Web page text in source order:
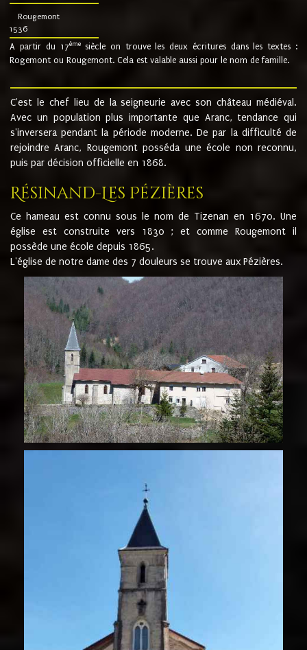
Rougemont
1536
A partir du 17ème siècle on trouve les deux écritures dans les textes :
Rogemont ou Rougemont. Cela est valable aussi pour le nom de famille.
C'est le chef lieu de la seigneurie avec son château médiéval.
Avec un population plus importante que Aranc, tendance qui
s'inversera pendant la période moderne. De par la difficulté de
rejoindre Aranc, Rougemont posséda une école non reconnu,
puis par décision officielle en 1868.
Résinand-Les Pézières
Ce hameau est connu sous le nom de Tizenan en 1670. Une
église est construite vers 1830 ; et comme Rougemont il
possède une école depuis 1865.
L'église de notre dame des 7 douleurs se trouve aux Pézières.